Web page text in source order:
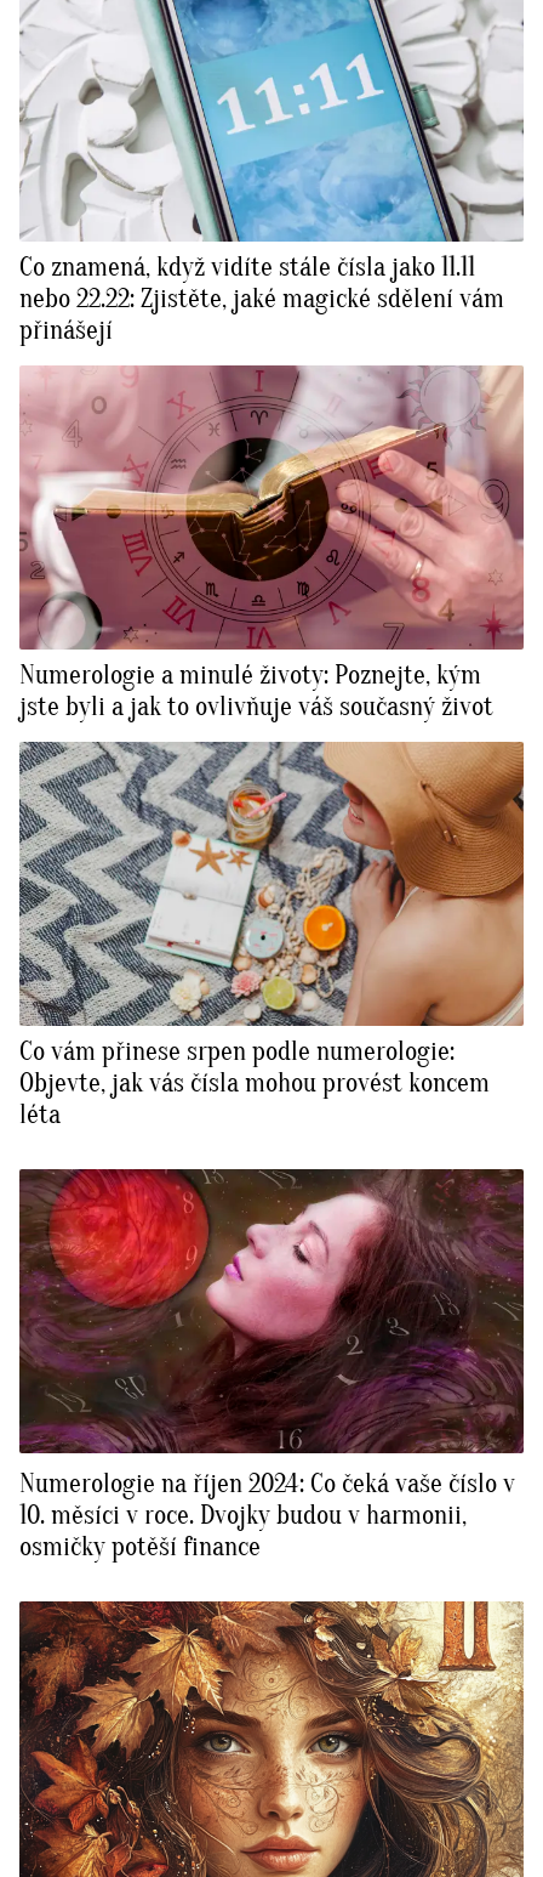
Co znamená, když vidíte stále čísla jako 11.11
nebo 22.22: Zjistěte, jaké magické sdělení vám
přinášejí
Numerologie a minulé životy: Poznejte, kým
jste byli a jak to ovlivňuje váš současný život
Co vám přinese srpen podle numerologie:
Objevte, jak vás čísla mohou provést koncem
léta
Numerologie na říjen 2024: Co čeká vaše číslo v
10. měsíci v roce. Dvojky budou v harmonii,
osmičky potěší finance